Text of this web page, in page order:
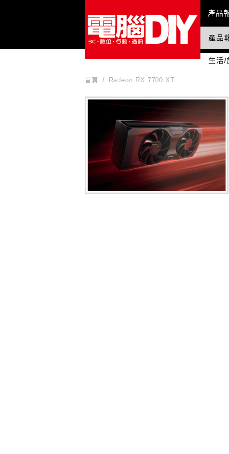
產品
國際
產品
生活/
首頁 Radeon RX 7700 XT
Radeon RX 7700 XT